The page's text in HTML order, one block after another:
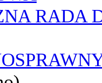
RADA